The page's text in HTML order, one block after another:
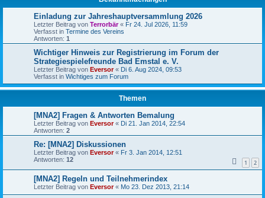
Einladung zur Jahreshauptversammlung 2026
Letzter Beitrag von Terrorbär« Fr 24. Jul 2026, 11:59
Verfasst in Termine des Vereins
Antworten: 1
Wichtiger Hinweis zur Registrierung im Forum der
Strategiespielefreunde Bad Emstal e. V.
Letzter Beitrag von Eversor« Di 6. Aug 2024, 09:53
Verfasst in Wichtiges zum Forum
Themen
[MNA2] Fragen & Antworten Bemalung
Letzter Beitrag von Eversor« Di 21. Jan 2014, 22:54
Antworten: 2
Re: [MNA2] Diskussionen
Letzter Beitrag von Eversor« Fr 3. Jan 2014, 12:51
Antworten: 12 1 2
[MNA2] Regeln und Teilnehmerindex
Letzter Beitrag von Eversor« Mo 23. Dez 2013, 21:14